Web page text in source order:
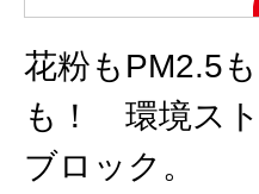
花粉もPM2.5
も！ 環境ス
ブロック。